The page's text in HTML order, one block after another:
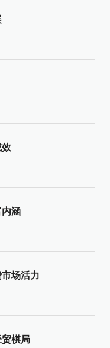
效
涵
场活力
棋局